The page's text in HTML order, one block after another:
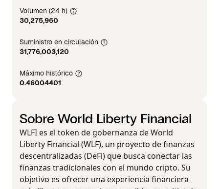
Volumen (24 h)
30,275,960
Suministro en circulación
31,776,003,120
Máximo histórico
0.46004401
Sobre World Liberty Financial
WLFI es el token de gobernanza de World
Liberty Financial (WLF), un proyecto de finanzas
descentralizadas (DeFi) que busca conectar las
finanzas tradicionales con el mundo cripto. Su
objetivo es ofrecer una experiencia financiera